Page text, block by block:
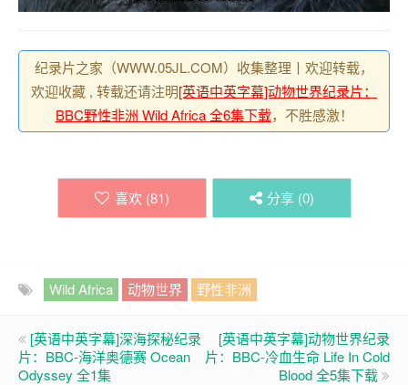
纪录片之家（WWW.05JL.COM）收集整理丨欢迎转载，
欢迎收藏 , 转载还请注明[英语中英字幕]动物世界纪录片：
BBC野性非洲 Wild Africa 全6集下载，不胜感激！
喜欢 (81) 分享 (0)
Wild Africa 动物世界 野性非洲
[英语中英字幕]深海探秘纪录
片：BBC-海洋奥德赛 Ocean
Odyssey 全1集
[英语中英字幕]动物世界纪录
片：BBC-冷血生命 Life In Cold
Blood 全5集下载